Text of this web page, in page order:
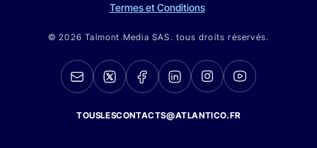
Termes et Conditions
© 2026 Talmont Media SAS. tous droits réservés.
TOUSLESCONTACTS@ATLANTICO.FR